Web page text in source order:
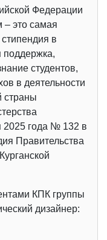
Федерации
– это самая
в
поддержка,
студентов,
в деятельности
страны
года № 132 в
Правительства
КПК группы
дизайнер: